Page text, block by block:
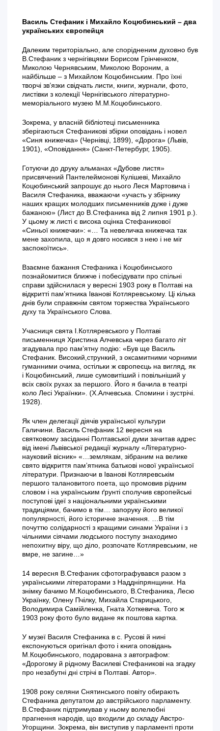
Василь Стефаник і Михайло Коцюбинський – два
українських європейця
Далеким територіально, але спорідненим духовно був
В.Стефаник з чернігівцями Борисом Грінченком,
Миколою Чернявським, Миколою Вороним, а
найбільше – з Михайлом Коцюбинським. Про їхні
творчі зв’язки свідчать листи, книги, журнали, фото,
листівки з колекції Чернігівського літературно-
меморіального музею М.М.Коцюбинського.
Зокрема, у власній бібліотеці письменника
зберігаються Стефаникові збірки оповідань і новел
«Синя книжечка» (Чернівці, 1899), «Дорога» (Львів,
1901), «Оповідання» (Санкт-Петербург, 1905).
Готуючи до друку альманах «Дубове листя»
присвячений Пантелеймонові Кулішеві, Михайло
Коцюбинський запрошує до нього Леся Мартовича і
Василя Стефаника, вважаючи «участь у збірнику
наших кращих молодших письменників дуже і дуже
бажаною» (Лист до В.Стефаника від 2 липня 1901 р.).
У цьому ж листі є висока оцінка Стефаникової
«Синьої книжечки»: «… Та невеличка книжечка так
мене захопила, що я довго носився з нею і не міг
заспокоїтись».
Взаємне бажання Стефаника і Коцюбинського
познайомитися ближче і побесідувати про спільні
справи здійснилася у вересні 1903 року в Полтаві на
відкритті пам’ятника Іванові Котляревському. Ці кілька
днів були справжнім святом торжества Українського
духу та Українського Слова.
Учасниця свята І.Котляревського у Полтаві
письменниця Христина Алчевська через багато літ
згадувала про пам’ятну подію: «Був ще Василь
Стефаник. Високий,стрункий, з оксамитними чорними
гуманними очима, остільки ж європеєць на вигляд, як
і Коцюбинський, лише сумовитіший і повільніший у
всіх своїх рухах за першого. Його я бачила в театрі
коло Лесі Українки». (Х.Алчевська. Спомини і зустрічі.
1928).
Як член делегації діячів української культури
Галичини. Василь Стефаник 12 вересня на
святковому засіданні Полтавської думи зачитав адрес
від імені Львівської редакції журналу «Літературно-
науковий вісник» «…землякам, зібраним на велике
свято відкриття пам’ятника батькові нової української
літератури. Признаючи в Іванові Котляревськім
першого талановитого поета, що промовив рідним
словом і на українським ґрунті сполучив європейські
поступові ідеї з національними українськими
традиціями, бачимо в тім… запоруку його великої
популярності, його історичне значення. …В тім
почуттю солідарності з кращими синами України і з
чільними сіячами людського поступу знаходимо
непохитну віру, що діло, розпочате Котляревським, не
вмре, не загине…»
14 вересня В.Стефаник сфотографувався разом з
українськими літераторами з Наддніпрянщини. На
знімку бачимо М.Коцюбинського, В.Стефаника, Лесю
Українку, Олену Пчілку, Михайла Старицького,
Володимира Самійленка, Гната Хоткевича. Того ж
1903 року фото було видане як поштова картка.
У музеї Василя Стефаника в с. Русові й нині
експонуються оригінал фото і книга оповідань
М.Коцюбинського, подарована з автографом:
«Дорогому й рідному Василеві Стефаникові на згадку
про незабутні дні стрічі в Полтаві. Автор».
1908 року селяни Снятинського повіту обирають
Стефаника депутатом до австрійського парламенту.
В.Стефаник підтримував у ньому волелюбні
прагнення народів, що входили до складу Австро-
Угорщини. Зокрема, він виступив у парламенті проти